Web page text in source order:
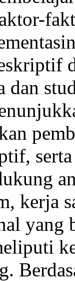
dan
kerja
yang